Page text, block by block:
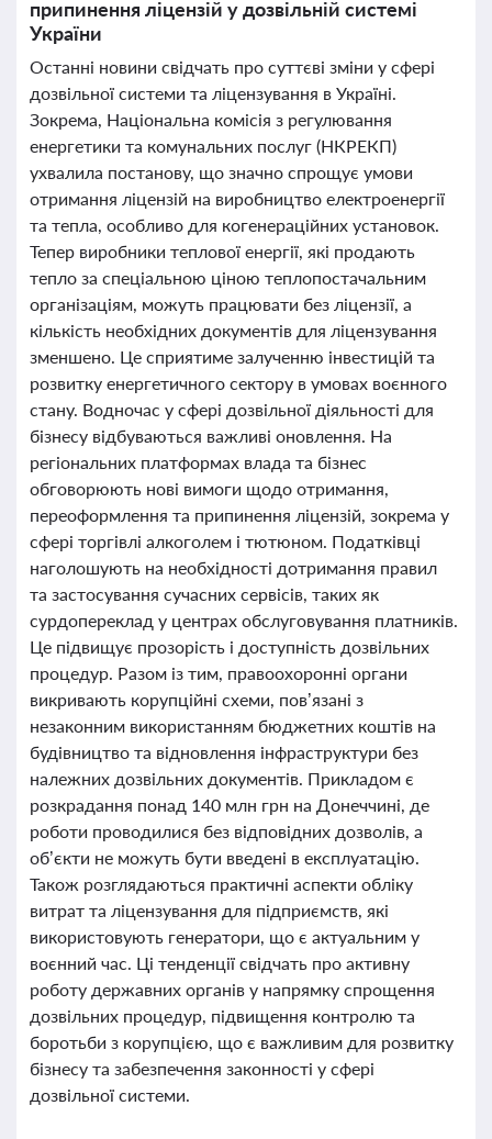
припинення ліцензій у дозвільній системі
України
Останні новини свідчать про суттєві зміни у сфері
дозвільної системи та ліцензування в Україні.
Зокрема, Національна комісія з регулювання
енергетики та комунальних послуг (НКРЕКП)
ухвалила постанову, що значно спрощує умови
отримання ліцензій на виробництво електроенергії
та тепла, особливо для когенераційних установок.
Тепер виробники теплової енергії, які продають
тепло за спеціальною ціною теплопостачальним
організаціям, можуть працювати без ліцензії, а
кількість необхідних документів для ліцензування
зменшено. Це сприятиме залученню інвестицій та
розвитку енергетичного сектору в умовах воєнного
стану. Водночас у сфері дозвільної діяльності для
бізнесу відбуваються важливі оновлення. На
регіональних платформах влада та бізнес
обговорюють нові вимоги щодо отримання,
переоформлення та припинення ліцензій, зокрема у
сфері торгівлі алкоголем і тютюном. Податківці
наголошують на необхідності дотримання правил
та застосування сучасних сервісів, таких як
сурдопереклад у центрах обслуговування платників.
Це підвищує прозорість і доступність дозвільних
процедур. Разом із тим, правоохоронні органи
викривають корупційні схеми, пов’язані з
незаконним використанням бюджетних коштів на
будівництво та відновлення інфраструктури без
належних дозвільних документів. Прикладом є
розкрадання понад 140 млн грн на Донеччині, де
роботи проводилися без відповідних дозволів, а
об’єкти не можуть бути введені в експлуатацію.
Також розглядаються практичні аспекти обліку
витрат та ліцензування для підприємств, які
використовують генератори, що є актуальним у
воєнний час. Ці тенденції свідчать про активну
роботу державних органів у напрямку спрощення
дозвільних процедур, підвищення контролю та
боротьби з корупцією, що є важливим для розвитку
бізнесу та забезпечення законності у сфері
дозвільної системи.